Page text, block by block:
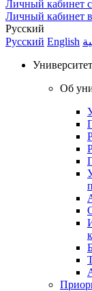
Личный кабинет
Личный кабинет
Русский
Русский English
Университет
Об